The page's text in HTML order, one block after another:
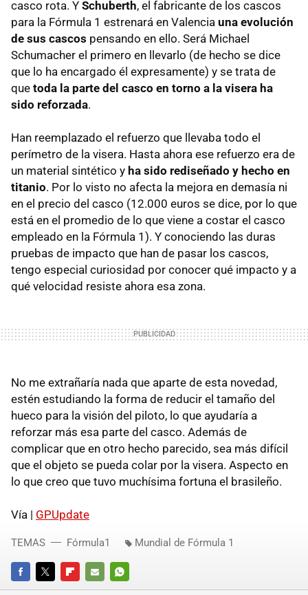
casco rota. Y Schuberth, el fabricante de los cascos
para la Fórmula 1 estrenará en Valencia una evolución
de sus cascos pensando en ello. Será Michael
Schumacher el primero en llevarlo (de hecho se dice
que lo ha encargado él expresamente) y se trata de
que toda la parte del casco en torno a la visera ha
sido reforzada.
Han reemplazado el refuerzo que llevaba todo el
perímetro de la visera. Hasta ahora ese refuerzo era de
un material sintético y ha sido rediseñado y hecho en
titanio. Por lo visto no afecta la mejora en demasía ni
en el precio del casco (12.000 euros se dice, por lo que
está en el promedio de lo que viene a costar el casco
empleado en la Fórmula 1). Y conociendo las duras
pruebas de impacto que han de pasar los cascos,
tengo especial curiosidad por conocer qué impacto y a
qué velocidad resiste ahora esa zona.
No me extrañaría nada que aparte de esta novedad,
estén estudiando la forma de reducir el tamaño del
hueco para la visión del piloto, lo que ayudaría a
reforzar más esa parte del casco. Además de
complicar que en otro hecho parecido, sea más difícil
que el objeto se pueda colar por la visera. Aspecto en
lo que creo que tuvo muchísima fortuna el brasileño.
Vía | GPUpdate
FACEBOOKTWITTERFLIPBOARD
E-
WHATSAPP
TEMAS Fórmula1 Mundial de Fórmula 1